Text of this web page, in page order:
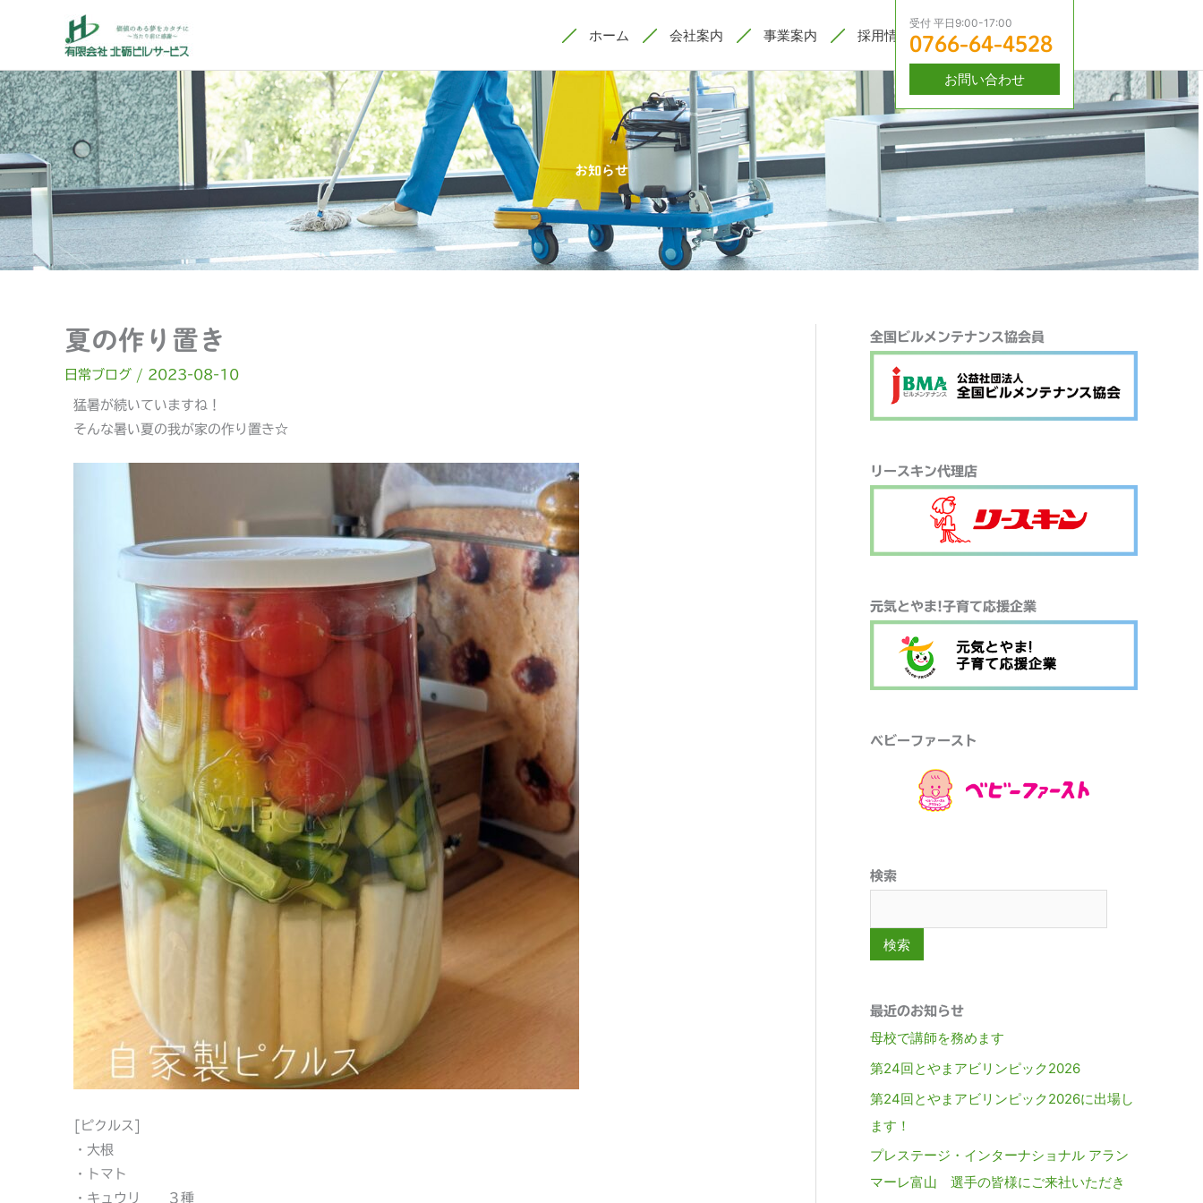
ス
キ
ッ
プ
受付 平日9:00-17:00
0766-64-4528
お問い合わせ
ホーム 会社案内 事業案内 採用情報
お知らせ
夏の作り置き
日常ブログ / 2023-08-10
猛暑が続いていますね！
そんな暑い夏の我が家の作り置き☆
[ピクルス]
・大根
・トマト
・キュウリ ３種
全国ビルメンテナンス協会員
リースキン代理店
元気とやま!子育て応援企業
ベビーファースト
検索
検
検索
最近のお知らせ
母校で講師を務めます
第24回とやまアビリンピック2026
第24回とやまアビリンピック2026に出場し
ます！
プレステージ・インターナショナル アラン
マーレ富山 選手の皆様にご来社いただき